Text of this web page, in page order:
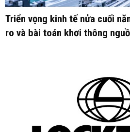
Triển vọng kinh tế nửa cuối
ro và bài toán khơi thông